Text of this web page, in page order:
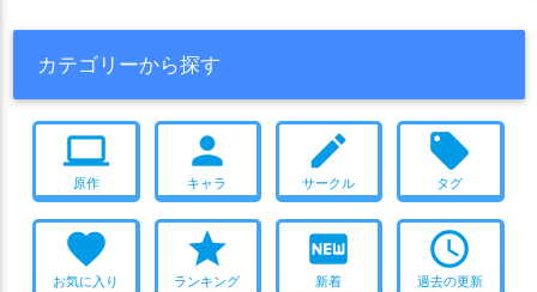
カテゴリーから探す
computer
原作
person
キャラ
create
サークル
local_offer
タグ
favorite
お気に入り
star
ランキング
fiber_new
新着
access_time
過去の更新